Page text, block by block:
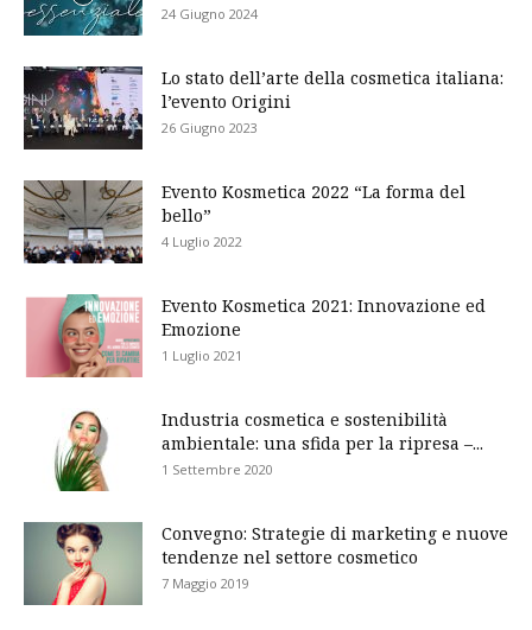
24 Giugno 2024
Lo stato dell’arte della cosmetica italiana:
l’evento Origini
26 Giugno 2023
Evento Kosmetica 2022 “La forma del
bello”
4 Luglio 2022
Evento Kosmetica 2021: Innovazione ed
Emozione
1 Luglio 2021
Industria cosmetica e sostenibilità
ambientale: una sfida per la ripresa –...
1 Settembre 2020
Convegno: Strategie di marketing e nuove
tendenze nel settore cosmetico
7 Maggio 2019